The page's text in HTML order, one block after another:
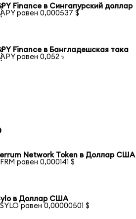
Finance в Сингапурский доллар
APY равен 0,000537 $
Finance в Бангладешская така
APY равен 0,052 ৳
Network Token в Доллар США
FRM равен 0,000141 $
в Доллар США
SYLO равен 0,00000501 $